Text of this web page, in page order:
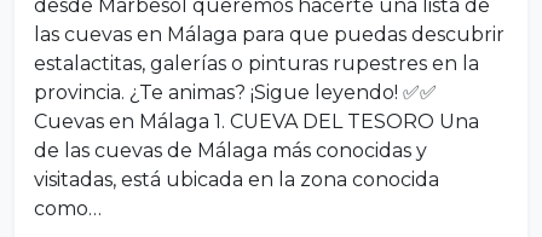
desde Marbesol queremos hacerte una lista de
las cuevas en Málaga para que puedas descubrir
estalactitas, galerías o pinturas rupestres en la
provincia. ¿Te animas? ¡Sigue leyendo! ✅✅
Cuevas en Málaga 1. CUEVA DEL TESORO Una
de las cuevas de Málaga más conocidas y
visitadas, está ubicada en la zona conocida
como…